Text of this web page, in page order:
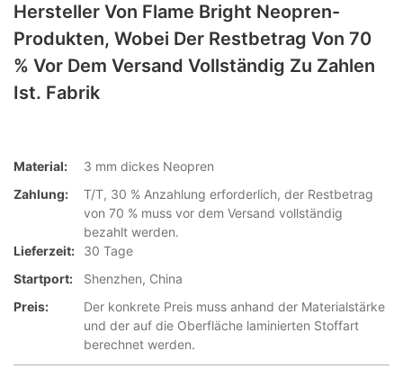
Hersteller Von Flame Bright Neopren-
Produkten, Wobei Der Restbetrag Von 70
% Vor Dem Versand Vollständig Zu Zahlen
Ist. Fabrik
Material:
3 mm dickes Neopren
Zahlung:
T/T, 30 % Anzahlung erforderlich, der Restbetrag
von 70 % muss vor dem Versand vollständig
bezahlt werden.
Lieferzeit:
30 Tage
Startport:
Shenzhen, China
Preis:
Der konkrete Preis muss anhand der Materialstärke
und der auf die Oberfläche laminierten Stoffart
berechnet werden.